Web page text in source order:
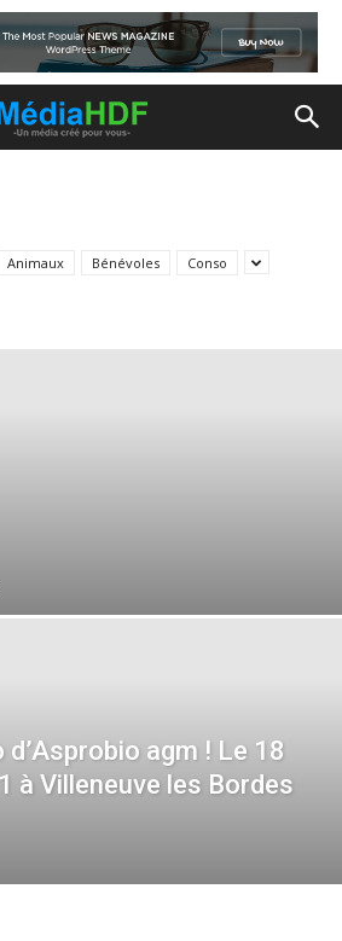
Animaux Bénévoles Conso
d’Asprobio agm ! Le 18
à Villeneuve les Bordes